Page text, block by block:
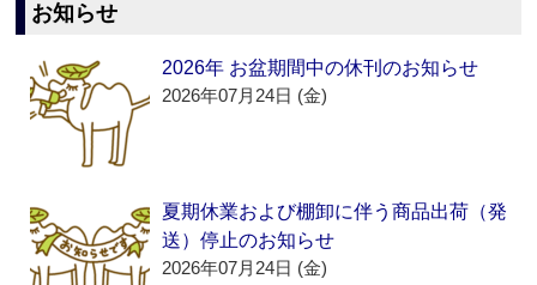
お知らせ
2026年 お盆期間中の休刊のお知らせ
2026年07月24日 (金)
夏期休業および棚卸に伴う商品出荷（発
送）停止のお知らせ
2026年07月24日 (金)